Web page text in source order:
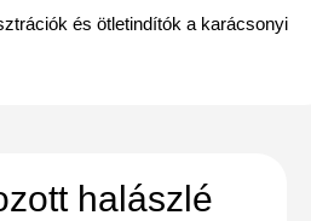
és ötletindítók a karácsonyi
halászlé